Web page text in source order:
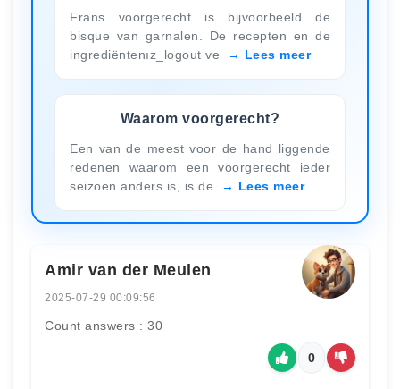
Frans voorgerecht is bijvoorbeeld de
bisque van garnalen. De recepten en de
ingrediëntenız_logout ve
Lees meer
Waarom voorgerecht?
Een van de meest voor de hand liggende
redenen waarom een voorgerecht ieder
seizoen anders is, is de
Lees meer
Amir van der Meulen
2025-07-29 00:09:56
Count answers : 30
0